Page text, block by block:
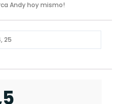
Andy hoy mismo!
25